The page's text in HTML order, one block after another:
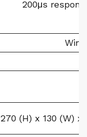
200μs
270 (H) x 130 (W) x